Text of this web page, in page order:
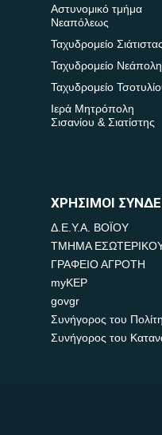
Αστυνομικό τμήμα
Νεαπόλεως
Ταχυδρομείο
Ταχυδρομείο
Ταχυδρομείο
Ιερά Μητρόπολη
Σισανίου & Σιατίστης
ΧΡΗΣΙΜΟΙ
Δ.Ε.Υ.Α. ΒΟΪΟΥ
ΤΜΗΜΑ
ΓΡΑΦΕΙΟ ΑΓΡΟΤΗ
myKEP
govgr
Συνήγορος του Πολίτη
Συνήγορος του